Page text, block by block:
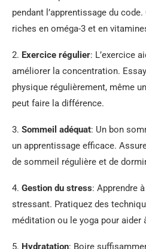
pendant l’apprentissage du
riches en oméga-3 et en
2. Exercice régulier: L’exercice
améliorer la concentration.
physique régulièrement, même
peut faire la différence.
3. Sommeil adéquat: Un bon
un apprentissage efficace.
de sommeil régulière et de
4. Gestion du stress: Apprendre
stressant. Pratiquez des
méditation ou le yoga pour aider
5. Hydratation: Boire